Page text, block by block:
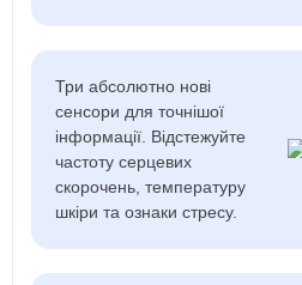
Три абсолютно нові
сенсори для точнішої
інформації. Відстежуйте
частоту серцевих
скорочень, температуру
шкіри та ознаки стресу.